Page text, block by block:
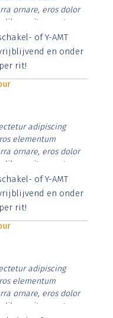
ornare, eros dolor
libero vitae erat.
id rutrum lorem
posuere.
of Y-AMT
en onder
rit!
adipiscing
elementum
ornare, eros dolor
libero vitae erat.
id rutrum lorem
posuere.
of Y-AMT
en onder
rit!
adipiscing
elementum
ornare, eros dolor
libero vitae erat.